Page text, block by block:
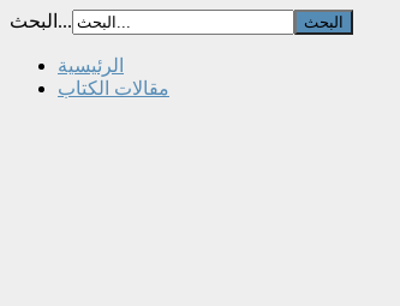
البحث...
الرئيسية
مقالات الكتاب